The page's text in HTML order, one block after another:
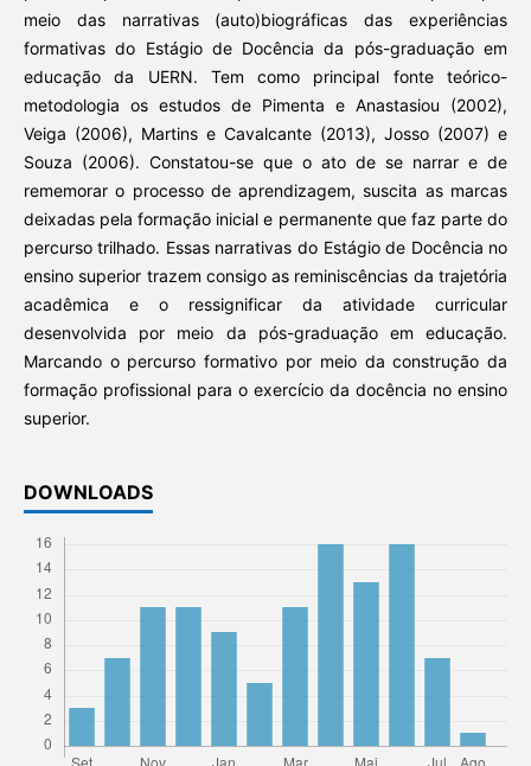
meio das narrativas (auto)biográficas das experiências
formativas do Estágio de Docência da pós-graduação em
educação da UERN. Tem como principal fonte teórico-
metodologia os estudos de Pimenta e Anastasiou (2002),
Veiga (2006), Martins e Cavalcante (2013), Josso (2007) e
Souza (2006). Constatou-se que o ato de se narrar e de
rememorar o processo de aprendizagem, suscita as marcas
deixadas pela formação inicial e permanente que faz parte do
percurso trilhado. Essas narrativas do Estágio de Docência no
ensino superior trazem consigo as reminiscências da trajetória
acadêmica e o ressignificar da atividade curricular
desenvolvida por meio da pós-graduação em educação.
Marcando o percurso formativo por meio da construção da
formação profissional para o exercício da docência no ensino
superior.
DOWNLOADS